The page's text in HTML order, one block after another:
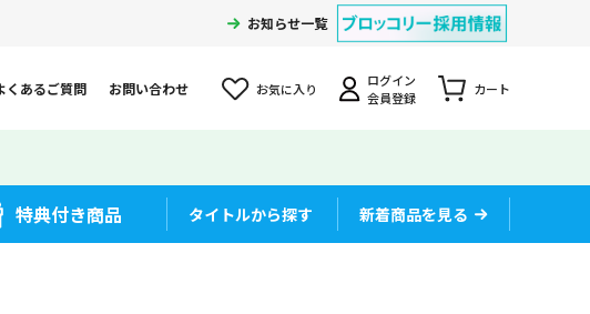
お知らせ一覧
くあるご質問 お問い合わせ お気に入り
ログイン
会員登録
カート
特典付き商品 タイトルから探す 新着商品を見る